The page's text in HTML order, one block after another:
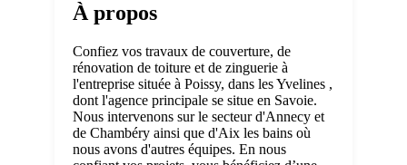
À propos
Confiez vos travaux de couverture, de
rénovation de toiture et de zinguerie à
l'entreprise située à Poissy, dans les Yvelines ,
dont l'agence principale se situe en Savoie.
Nous intervenons sur le secteur d'Annecy et
de Chambéry ainsi que d'Aix les bains où
nous avons d'autres équipes. En nous